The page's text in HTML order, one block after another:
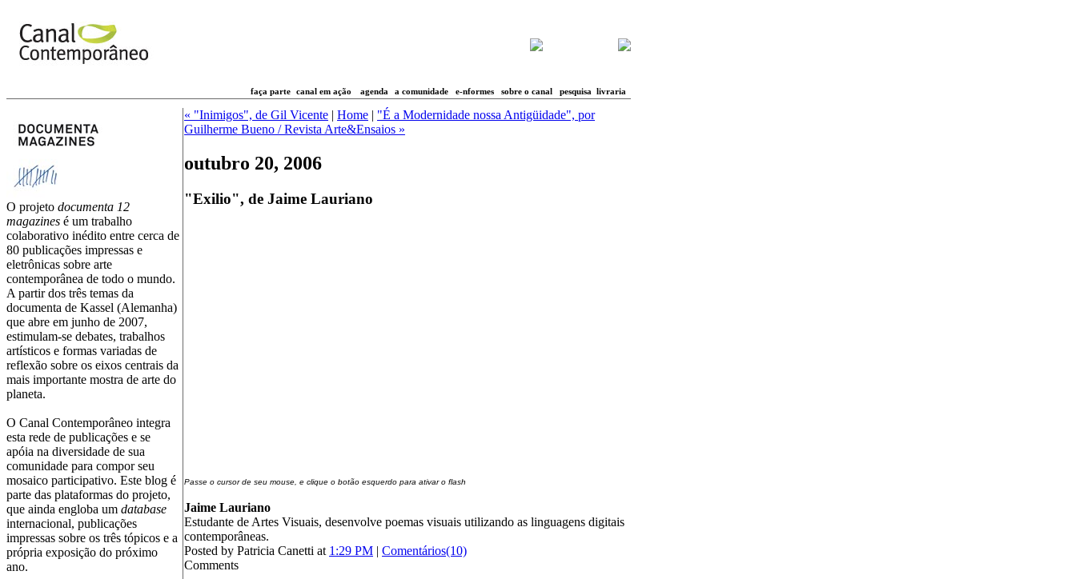
faça parte canal em ação agenda a comunidade e-nformes sobre o canal pesquisa livraria
O projeto documenta 12
magazines é um trabalho
colaborativo inédito entre cerca de
80 publicações impressas e
eletrônicas sobre arte
contemporânea de todo o mundo.
A partir dos três temas da
documenta de Kassel (Alemanha)
que abre em junho de 2007,
estimulam-se debates, trabalhos
artísticos e formas variadas de
reflexão sobre os eixos centrais da
mais importante mostra de arte do
planeta.
O Canal Contemporâneo integra
esta rede de publicações e se
apóia na diversidade de sua
comunidade para compor seu
mosaico participativo. Este blog é
parte das plataformas do projeto,
que ainda engloba um database
internacional, publicações
impressas sobre os três tópicos e a
própria exposição do próximo
ano.
« "Inimigos", de Gil Vicente | Home | "É a Modernidade nossa Antigüidade", por
Guilherme Bueno / Revista Arte&Ensaios »
outubro 20, 2006
"Exilio", de Jaime Lauriano
Passe o cursor de seu mouse, e clique o botão esquerdo para ativar o flash
Jaime Lauriano
Estudante de Artes Visuais, desenvolve poemas visuais utilizando as linguagens digitais
contemporâneas.
Posted by Patricia Canetti at 1:29 PM | Comentários(10)
Comments